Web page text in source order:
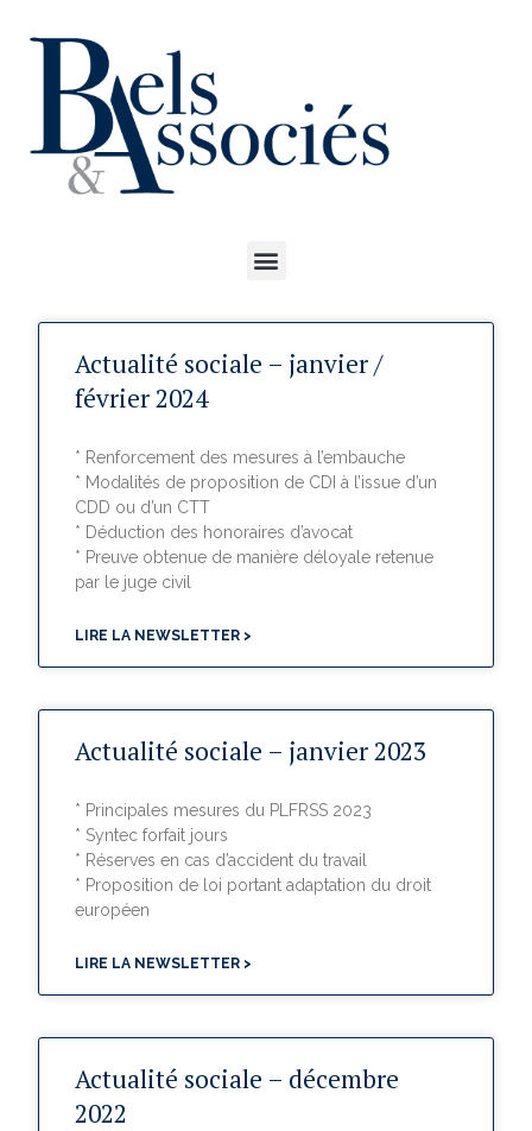
Actualité sociale – janvier /
février 2024
* Renforcement des mesures à l’embauche
* Modalités de proposition de CDI à l’issue d’un
CDD ou d’un CTT
* Déduction des honoraires d’avocat
* Preuve obtenue de manière déloyale retenue
par le juge civil
LIRE LA NEWSLETTER >
Actualité sociale – janvier 2023
* Principales mesures du PLFRSS 2023
* Syntec forfait jours
* Réserves en cas d’accident du travail
* Proposition de loi portant adaptation du droit
européen
LIRE LA NEWSLETTER >
Actualité sociale – décembre
2022